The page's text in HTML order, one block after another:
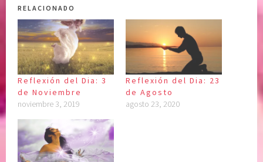
RELACIONADO
Reflexión del Dia: 3
de Noviembre
noviembre 3, 2019
Reflexión del Dia: 23
de Agosto
agosto 23, 2020